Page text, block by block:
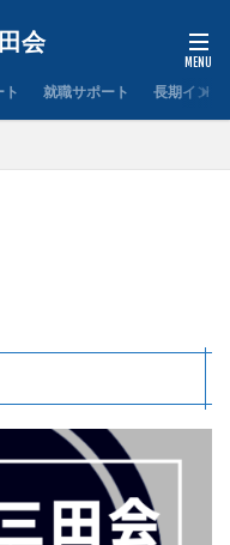
会
ト 就職サポート 長期インタ